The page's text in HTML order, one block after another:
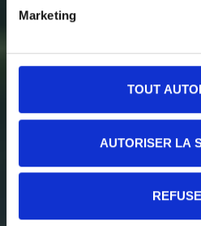
Marketing
TOUT
AUTORISER LA